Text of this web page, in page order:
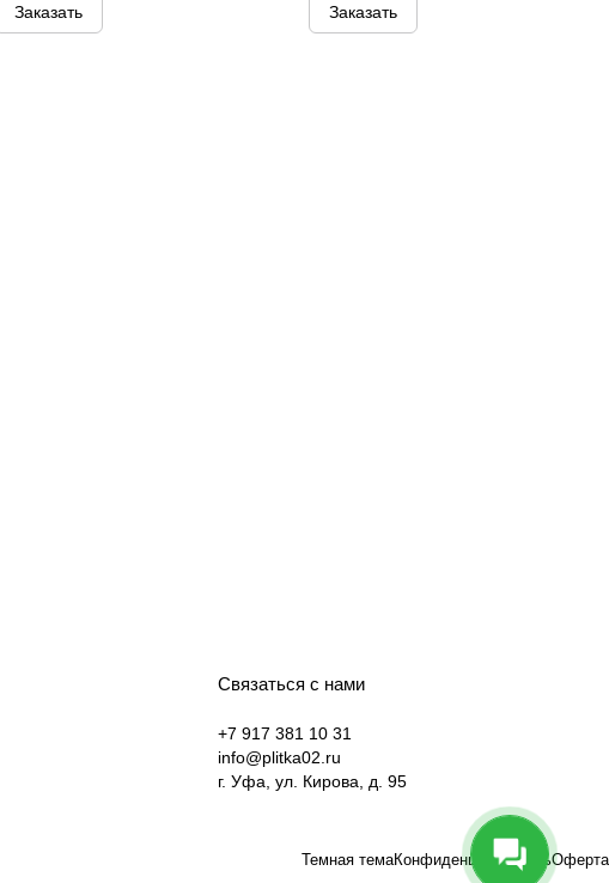
Заказать Заказать
Связаться с нами
+7 917 381 10 31
info@plitka02.ru
г. Уфа, ул. Кирова, д. 95
Темная темаКонфиденциальностьОферта